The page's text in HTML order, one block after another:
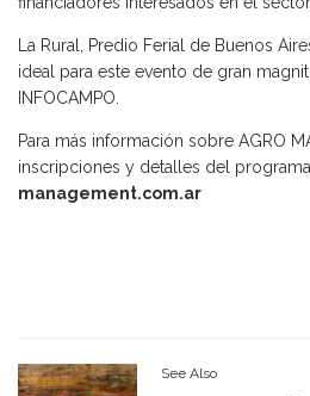
La Rural, Predio Ferial de Buenos
ideal para este evento de gran
INFOCAMPO.
Para más información sobre AGRO
inscripciones y detalles del
management.com.ar
See Also